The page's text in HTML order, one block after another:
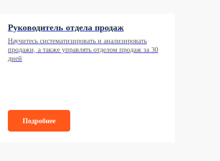
Руководитель отдела продаж
Научитесь систематизировать и анализировать
продажи, а также управлять отделом продаж за 30
дней
Подробнее